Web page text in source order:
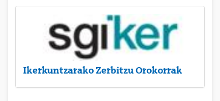
Ikerkuntzarako Zerbitzu Orokorrak